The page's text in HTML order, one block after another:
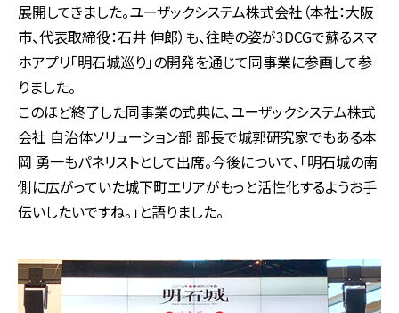
展開してきました。ユーザックシステム株式会社（本社：大阪
市、代表取締役：石井 伸郎）も、往時の姿が3DCGで蘇るスマ
ホアプリ「明石城巡り」の開発を通じて同事業に参画して参
りました。
このほど終了した同事業の式典に、ユーザックシステム株式
会社 自治体ソリューション部 部長で城郭研究家でもある本
岡 勇一もパネリストとして出席。今後について、「明石城の南
側に広がっていた城下町エリアがもっと活性化するようお手
伝いしたいですね。」と語りました。